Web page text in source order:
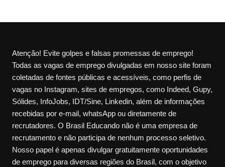
Atenção! Evite golpes e falsas promessas de emprego!
Todas as vagas de emprego divulgadas em nosso site foram
coletadas de fontes públicas e acessíveis, como perfis de
vagas no Instagram, sites de empregos, como Indeed, Gupy,
Sólides, InfoJobs, IDT/Sine, Linkedin, além de informações
recebidas por e-mail, whatsApp ou diretamente de
recrutadores. O Brasil Educando não é uma empresa de
recrutamento e não participa de nenhum processo seletivo.
Nosso papel é apenas divulgar gratuitamente oportunidades
de emprego para diversas regiões do Brasil, com o objetivo